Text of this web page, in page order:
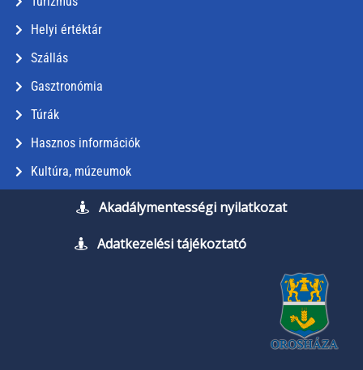
Helyi értéktár
Szállás
Gasztronómia
Túrák
Hasznos információk
Kultúra, múzeumok
Akadálymentességi nyilatkozat
Adatkezelési tájékoztató